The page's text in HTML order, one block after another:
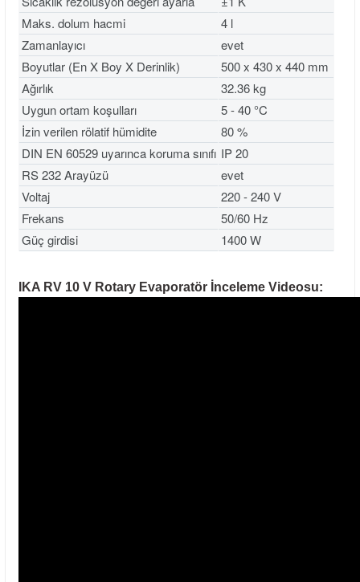
Maks. dolum hacmi
4 l
Zamanlayıcı
evet
Boyutlar (En X Boy X Derinlik)
500 x 430 x 440 mm
Ağırlık
32.36 kg
Uygun ortam koşulları
5 - 40 °C
İzin verilen rölatif hümidite
80 %
DIN EN 60529 uyarınca koruma sınıfı IP 20
RS 232 Arayüzü
evet
Voltaj
220 - 240 V
Frekans
50/60 Hz
Güç girdisi
1400 W
IKA RV 10 V Rotary Evaporatör İnceleme Videosu: